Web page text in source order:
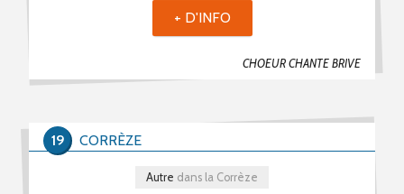
CHOEUR CHANTE BRIVE
+ D'INFO
Autre dans la Corrèze
CORRÈZE
19